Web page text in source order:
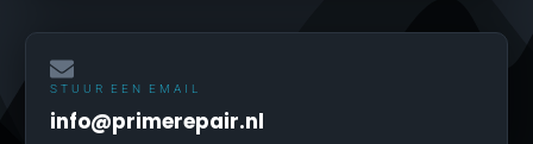
STUUR EEN EMAIL
info@primerepair.nl